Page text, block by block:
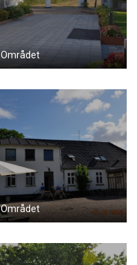
Området
Området